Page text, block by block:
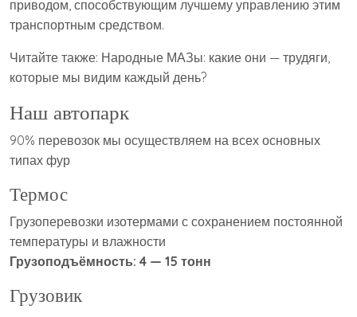
приводом, способствующим лучшему управлению этим
транспортным средством.
Читайте также: Народные МАЗы: какие они — трудяги,
которые мы видим каждый день?
Наш автопарк
90% перевозок мы осуществляем на всех основных
типах фур
Термос
Грузоперевозки изотермами с сохранением постоянной
температуры и влажности
Грузоподъёмность: 4 — 15 тонн
Грузовик